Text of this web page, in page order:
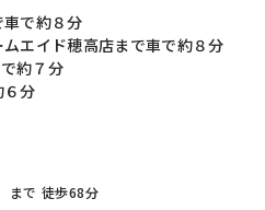
で約８分
エイド穂高店まで車で約８分
約７分
分
で 徒歩68分